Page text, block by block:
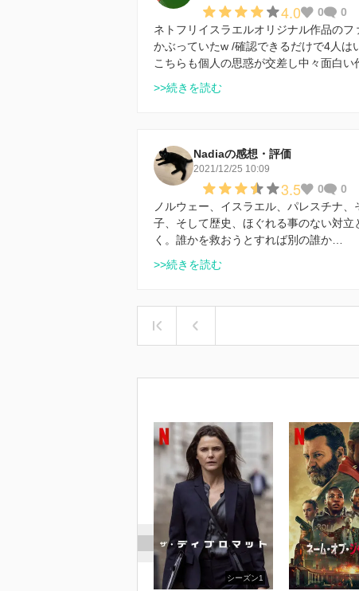
4.0 0
0
ネトフリイスラエルオリジナル作品の
かぶっていたw /確認できるだけで4人は
こちらも個人の思惑が交差し中々面白
>>続きを読む
Nadiaの感想・評価
2021/12/25 10:09
3.5 0
0
ノルウェー、イスラエル、パレスチナ
子、そして歴史、ほぐれる事のない対
く。誰かを救おうとすれば別の誰か…
>>続きを読む
シーズン1